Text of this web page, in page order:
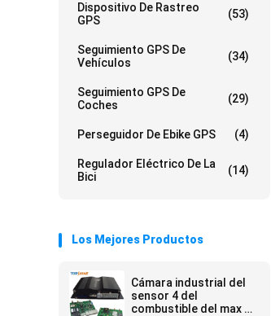
Dispositivo De Rastreo
GPS
(53)
Seguimiento GPS De
Vehículos
(34)
Seguimiento GPS De
Coches
(29)
Perseguidor De Ebike GPS (4)
Regulador Eléctrico De La
Bici
(14)
Los Mejores Productos
Cámara industrial del
sensor 4 del
combustible del max 5